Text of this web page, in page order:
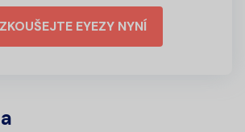
EYEZY NYNÍ